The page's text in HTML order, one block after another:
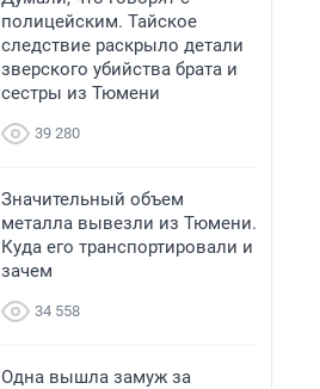
полицейским. Тайское
следствие раскрыло детали
зверского убийства брата и
сестры из Тюмени
39 280
Значительный объем
металла вывезли из Тюмени.
Куда его транспортировали и
зачем
34 558
Одна вышла замуж за